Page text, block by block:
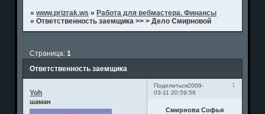
»www.prizrak.ws » Работа для вебмастера. Финансы
»Ответственность заемщика >> > Дело Смирновой
Ответственность заемщика
Страница:1
Поделиться 1
2009-
03-11 20:59:56
Yoh
шаман
Смирнова Софья